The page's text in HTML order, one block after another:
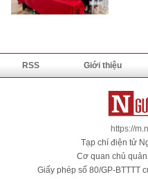
RSS Giới thiệu
https://
Tạp chí điện tử
Cơ quan chủ
Giấy phép số 80/GP-BTTTT